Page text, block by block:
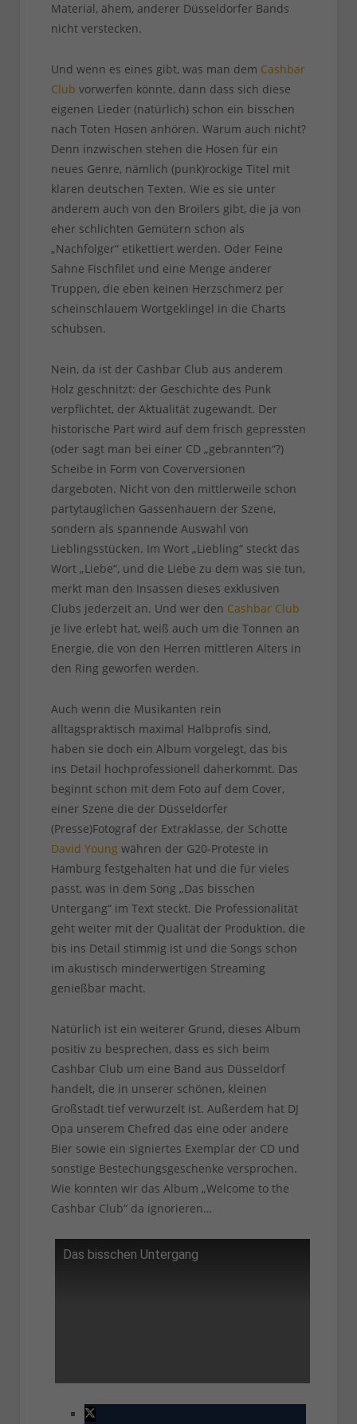
Material, ähem, anderer Düsseldorfer Bands
nicht verstecken.
Und wenn es eines gibt, was man dem Cashbar
Club vorwerfen könnte, dann dass sich diese
eigenen Lieder (natürlich) schon ein bisschen
nach Toten Hosen anhören. Warum auch nicht?
Denn inzwischen stehen die Hosen für ein
neues Genre, nämlich (punk)rockige Titel mit
klaren deutschen Texten. Wie es sie unter
anderem auch von den Broilers gibt, die ja von
eher schlichten Gemütern schon als
„Nachfolger“ etikettiert werden. Oder Feine
Sahne Fischfilet und eine Menge anderer
Truppen, die eben keinen Herzschmerz per
scheinschlauem Wortgeklingel in die Charts
schubsen.
Nein, da ist der Cashbar Club aus anderem
Holz geschnitzt: der Geschichte des Punk
verpflichtet, der Aktualität zugewandt. Der
historische Part wird auf dem frisch gepressten
(oder sagt man bei einer CD „gebrannten“?)
Scheibe in Form von Coverversionen
dargeboten. Nicht von den mittlerweile schon
partytauglichen Gassenhauern der Szene,
sondern als spannende Auswahl von
Lieblingsstücken. Im Wort „Liebling“ steckt das
Wort „Liebe“, und die Liebe zu dem was sie tun,
merkt man den Insassen dieses exklusiven
Clubs jederzeit an. Und wer den Cashbar Club
je live erlebt hat, weiß auch um die Tonnen an
Energie, die von den Herren mittleren Alters in
den Ring geworfen werden.
Auch wenn die Musikanten rein
alltagspraktisch maximal Halbprofis sind,
haben sie doch ein Album vorgelegt, das bis
ins Detail hochprofessionell daherkommt. Das
beginnt schon mit dem Foto auf dem Cover,
einer Szene die der Düsseldorfer
(Presse)Fotograf der Extraklasse, der Schotte
David Youngwähren der G20-Proteste in
Hamburg festgehalten hat und die für vieles
passt, was in dem Song „Das bisschen
Untergang“ im Text steckt. Die Professionalität
geht weiter mit der Qualität der Produktion, die
bis ins Detail stimmig ist und die Songs schon
im akustisch minderwertigen Streaming
genießbar macht.
Natürlich ist ein weiterer Grund, dieses Album
positiv zu besprechen, dass es sich beim
Cashbar Club um eine Band aus Düsseldorf
handelt, die in unserer schönen, kleinen
Großstadt tief verwurzelt ist. Außerdem hat DJ
Opa unserem Chefred das eine oder andere
Bier sowie ein signiertes Exemplar der CD und
sonstige Bestechungsgeschenke versprochen.
Wie konnten wir das Album „Welcome to the
Cashbar Club“ da ignorieren…
Das bisschen Untergang